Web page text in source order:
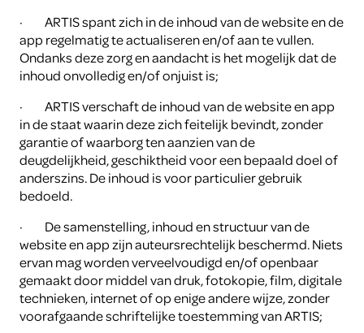
· ARTIS spant zich in de inhoud van de website en de
app regelmatig te actualiseren en/of aan te vullen.
Ondanks deze zorg en aandacht is het mogelijk dat de
inhoud onvolledig en/of onjuist is;
· ARTIS verschaft de inhoud van de website en app
in de staat waarin deze zich feitelijk bevindt, zonder
garantie of waarborg ten aanzien van de
deugdelijkheid, geschiktheid voor een bepaald doel of
anderszins. De inhoud is voor particulier gebruik
bedoeld.
· De samenstelling, inhoud en structuur van de
website en app zijn auteursrechtelijk beschermd. Niets
ervan mag worden verveelvoudigd en/of openbaar
gemaakt door middel van druk, fotokopie, film, digitale
technieken, internet of op enige andere wijze, zonder
voorafgaande schriftelijke toestemming van ARTIS;